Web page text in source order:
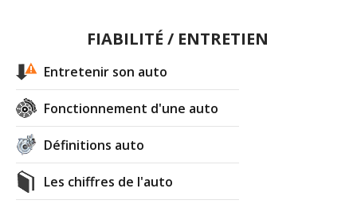
FIABILITÉ / ENTRETIEN
Entretenir son auto
Fonctionnement d'une auto
Définitions auto
Les chiffres de l'auto